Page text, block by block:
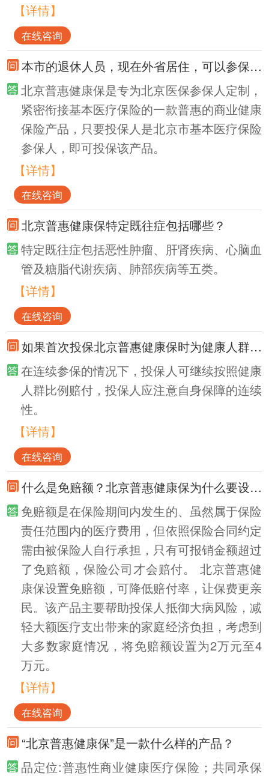
【详情】
在线咨询
本市的退休人员，现在外省居住，可以参保北京普惠健康保吗？
北京普惠健康保是专为北京医保参保人定制，
紧密衔接基本医疗保险的一款普惠的商业健康
保险产品，只要投保人是北京市基本医疗保险
参保人，即可投保该产品。
【详情】
在线咨询
北京普惠健康保特定既往症包括哪些？
特定既往症包括恶性肿瘤、肝肾疾病、心脑血
管及糖脂代谢疾病、肺部疾病等五类。
【详情】
在线咨询
如果首次投保北京普惠健康保时为健康人群，保障生效后因患特定既往症并发生理赔，第二年续保是否属于特定既往症人群？
在连续参保的情况下，投保人可继续按照健康
人群比例赔付，投保人应注意自身保障的连续
性。
【详情】
在线咨询
什么是免赔额？北京普惠健康保为什么要设置免赔额？
免赔额是在保险期间内发生的、虽然属于保险
责任范围内的医疗费用，但依照保险合同约定
需由被保险人自行承担，只有可报销金额超过
了免赔额，保险公司才会赔付。 北京普惠健
康保设置免赔额，可降低赔付率，让保费更亲
民。该产品主要帮助投保人抵御大病风险，减
轻大额医疗支出带来的家庭经济负担，考虑到
大多数家庭情况，将免赔额设置为2万元至4
万元。
【详情】
在线咨询
“北京普惠健康保”是一款什么样的产品？
品定位:普惠性商业健康医疗保险；共同承保